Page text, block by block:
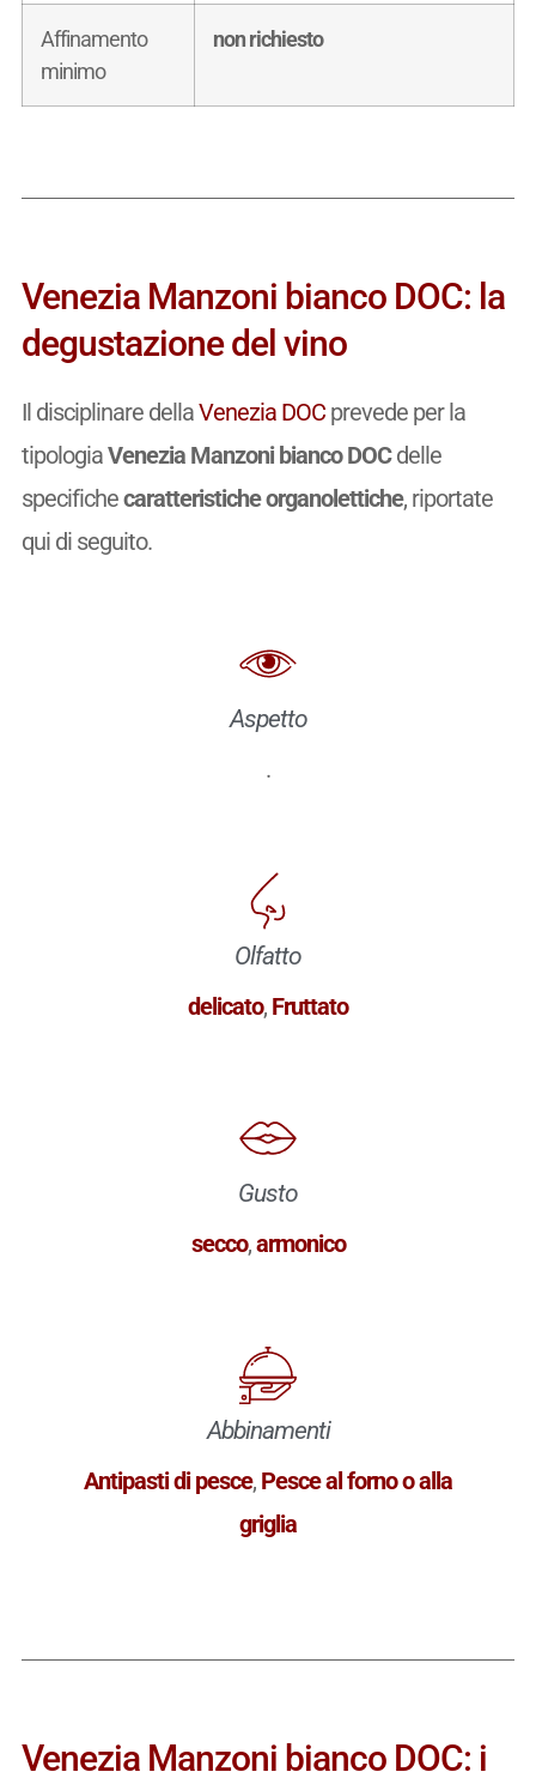
Affinamento
minimo
non richiesto
Venezia Manzoni bianco DOC: la
degustazione del vino
Il disciplinare dellaVenezia DOCprevede per la
tipologiaVenezia Manzoni bianco DOCdelle
specifichecaratteristiche organolettiche, riportate
qui di seguito.
Aspetto
.
Olfatto
delicato, Fruttato
Gusto
secco,armonico
Abbinamenti
Antipasti di pesce, Pesce al forno o alla
griglia
Venezia Manzoni bianco DOC: i